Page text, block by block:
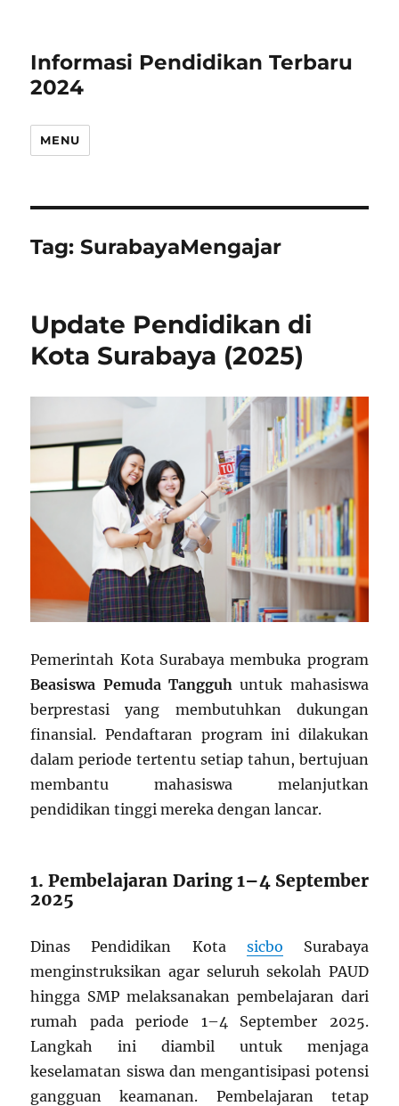
Informasi Pendidikan Terbaru
2024
MENU
Tag:SurabayaMengajar
Update Pendidikan di
Kota Surabaya (2025)
Pemerintah Kota Surabaya membuka program
Beasiswa Pemuda Tangguh untuk mahasiswa
berprestasi yang membutuhkan dukungan
finansial. Pendaftaran program ini dilakukan
dalam periode tertentu setiap tahun, bertujuan
membantu mahasiswa melanjutkan
pendidikan tinggi mereka dengan lancar.
1. Pembelajaran Daring 1–4 September
2025
Dinas Pendidikan Kota sicbo Surabaya
menginstruksikan agar seluruh sekolah PAUD
hingga SMP melaksanakan pembelajaran dari
rumah pada periode 1–4 September 2025.
Langkah ini diambil untuk menjaga
keselamatan siswa dan mengantisipasi potensi
gangguan keamanan. Pembelajaran tetap